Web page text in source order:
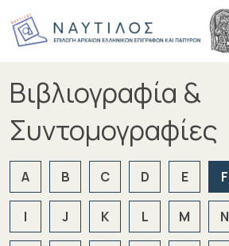
Αναζήτηση αριθμού
ΑΡΧΙΚΗ
ΠΕΡΙΗΓΗΣΗ
ΑΝΑΖΗΤΗΣΗ
ΒΙΒΛΙΟΓΡΑΦΙΑ
ΑΝΑΚΟΙΝΩΣΕΙΣ
Βιβλιογραφία &
Συντομογραφίες
A B C D E F
I J K L M N